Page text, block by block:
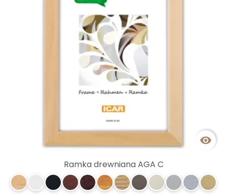

Ramka drewniana AGA C